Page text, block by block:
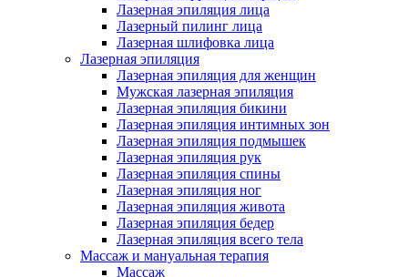
Лазерная эпиляция лица
Лазерный пилинг лица
Лазерная шлифовка лица
Лазерная эпиляция
Лазерная эпиляция для женщин
Мужская лазерная эпиляция
Лазерная эпиляция бикини
Лазерная эпиляция интимных зон
Лазерная эпиляция подмышек
Лазерная эпиляция рук
Лазерная эпиляция спины
Лазерная эпиляция ног
Лазерная эпиляция живота
Лазерная эпиляция бедер
Лазерная эпиляция всего тела
Массаж и мануальная терапия
Массаж